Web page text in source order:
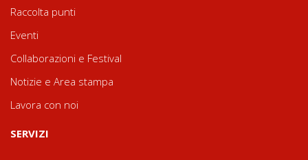
Raccolta punti
Eventi
Collaborazioni e Festival
Notizie e Area stampa
Lavora con noi
SERVIZI